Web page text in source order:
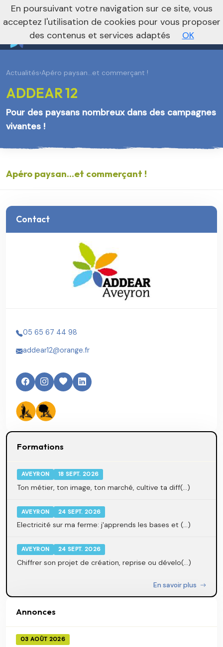
Vers le site national
Actualités›Apéro paysan...et commerçant !
ADDEAR 12
Pour des paysans nombreux dans des campagnes
vivantes !
Apéro paysan...et commerçant !
Contact
05 65 67 44 98
addear12@orange.fr
Formations
AVEYRON 18 SEPT. 2026
Ton métier, ton image, ton marché, cultive ta diff(...)
AVEYRON 24 SEPT. 2026
Electricité sur ma ferme: j'apprends les bases et (...)
AVEYRON 24 SEPT. 2026
Chiffrer son projet de création, reprise ou dévelo(...)
En savoir plus
Annonces
03 AOÛT 2026
En poursuivant votre navigation sur ce site, vous
acceptez l'utilisation de cookies pour vous proposer
des contenus et services adaptés
OK